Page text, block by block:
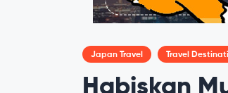
Japan Travel Travel
Habiskan